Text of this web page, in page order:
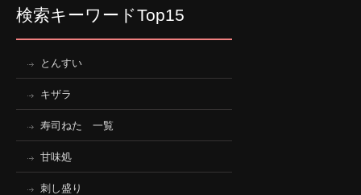
検索キーワードTop15
とんすい
キザラ
寿司ねた 一覧
甘味処
刺し盛り